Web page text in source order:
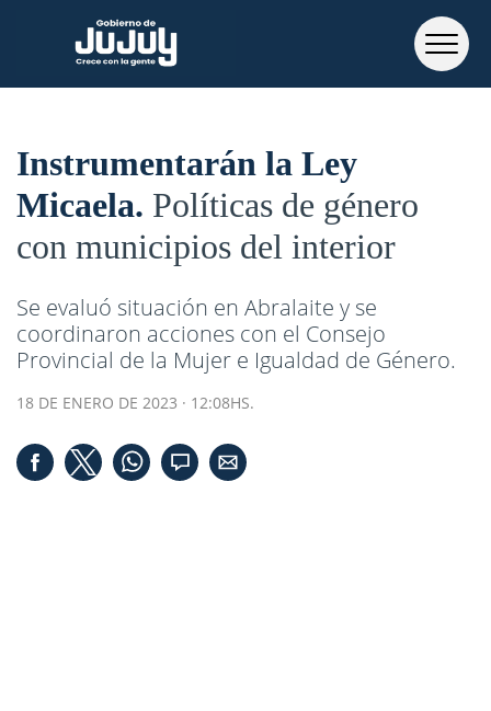
Instrumentarán la Ley
Micaela Políticas de género
con municipios del interior
Se evaluó situación en Abralaite y se
coordinaron acciones con el Consejo
Provincial de la Mujer e Igualdad de Género.
18 DE ENERO DE 2023 · 12:08HS.